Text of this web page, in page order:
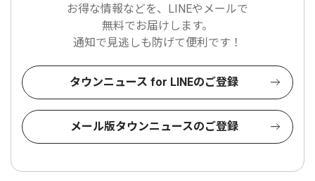
お得な情報などを、LINEやメールで
無料でお届けします。
通知で見逃しも防げて便利です！
タウンニュース for LINEのご登録
メール版タウンニュースのご登録